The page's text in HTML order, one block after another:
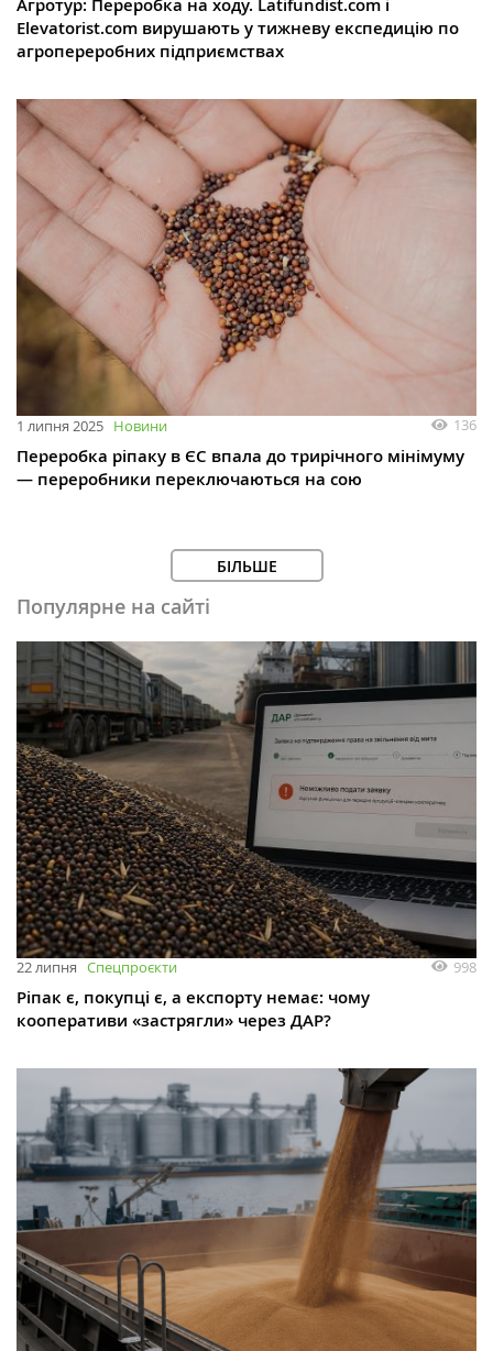
Агротур: Переробка на ходу. Latifundist.com і
Elevatorist.com вирушають у тижневу експедицію по
агропереробних підприємствах
1 липня 2025 Новини 136
Переробка ріпаку в ЄС впала до трирічного мінімуму
— переробники переключаються на сою
БІЛЬШЕ
Популярне на сайті
22 липня Спецпроєкти 998
Ріпак є, покупці є, а експорту немає: чому
кооперативи «застрягли» через ДАР?